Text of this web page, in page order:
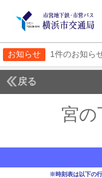
お知らせ 1件のお知ら
戻る
宮の
※時刻表は以下の